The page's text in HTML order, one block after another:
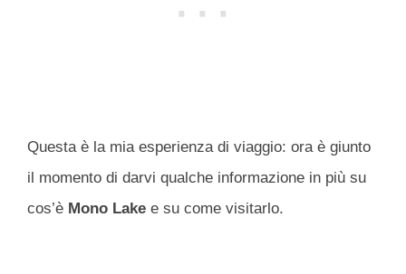
Questa è la mia esperienza di viaggio: ora è giunto
il momento di darvi qualche informazione in più su
cos’è Mono Lake e su come visitarlo.